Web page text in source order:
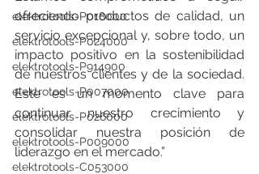
elektrotools-P018000
elektrotools-P024000
elektrotools-P914900
elektrotools-P007000
elektrotools-P026000
elektrotools-P009000
elektrotools-C053000
ofreciendo productos de calidad, un
servicio excepcional y, sobre todo, un
impacto positivo en la sostenibilidad
de nuestros clientes y de la sociedad.
Este es un momento clave para
continuar nuestro crecimiento y
consolidar nuestra posición de
liderazgo en el mercado.”